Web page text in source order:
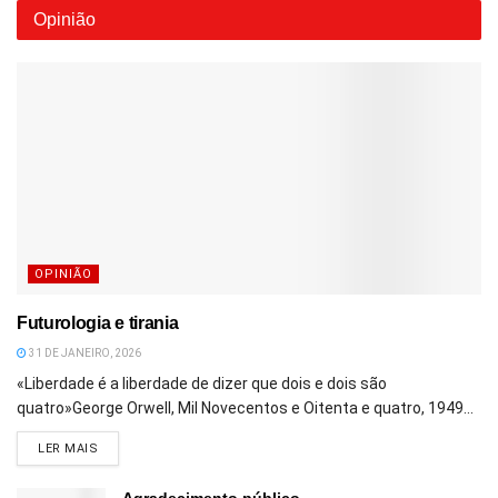
Opinião
OPINIÃO
Futurologia e tirania
31 DE JANEIRO, 2026
«Liberdade é a liberdade de dizer que dois e dois são
quatro»George Orwell, Mil Novecentos e Oitenta e quatro, 1949...
LER MAIS